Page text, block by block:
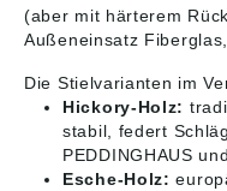
(aber mit härterem
Außeneinsatz
Die Stielvarianten im
Hickory-Holz:
stabil, federt
PEDDINGHAUS
Esche-Holz: